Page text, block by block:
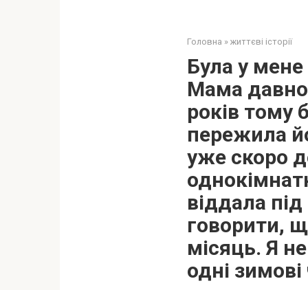
Головна » життєві історії
Була у мене
Мама давно
років тому
пережила
уже скоро
віддала
говорити,
місяць. Я
одні зимові